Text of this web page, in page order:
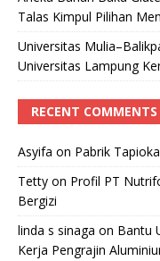
Talas Kimpul Pilihan
Universitas
Universitas Lampung
RECENT COMMENTS
Asyifa on Pabrik
Tetty on Profil PT
Bergizi
linda s sinaga on Bantu
Kerja Pengrajin